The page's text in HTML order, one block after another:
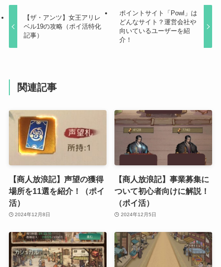
【ザ・アンツ】女王アリレ
ベル19の攻略（ポイ活特化
記事）
ポイントサイト「Powl」は
どんなサイト？運営会社や
向いているユーザーを紹
介！
関連記事
【商人放浪記】声望の獲得
場所を11選を紹介！（ポイ
活）
2024年12月8日
【商人放浪記】事業募集に
ついて初心者向けに解説！
（ポイ活）
2024年12月5日